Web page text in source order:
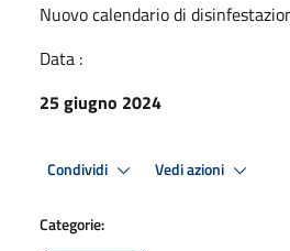
Nuovo calendario di
Data :
25 giugno 2024
Condividi Vedi azioni
Categorie: